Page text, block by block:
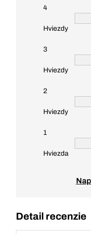
4
Hviezdy
3
Hviezdy
2
Hviezdy
1
Hviezda
Detail recenzie